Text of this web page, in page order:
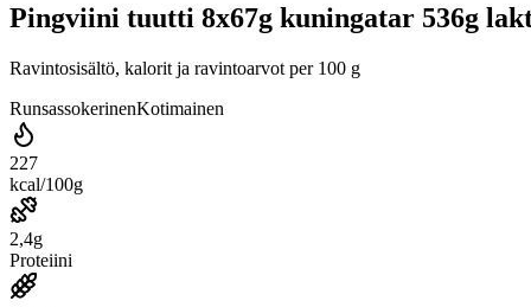
Pingviini tuutti 8x67g kuningatar 536g
Ravintosisältö, kalorit ja ravintoarvot per 100 g
RunsassokerinenKotimainen
227
kcal/100g
2,4g
Proteiini